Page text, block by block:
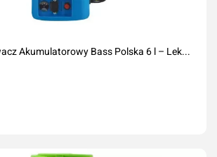
Akumulatorowy Bass Polska 6 l – Lek...